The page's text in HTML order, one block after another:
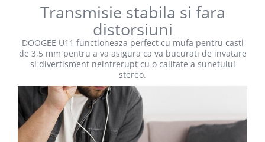
Transmisie stabila si fara
distorsiuni
DOOGEE U11 functioneaza perfect cu mufa pentru casti
de 3,5 mm pentru a va asigura ca va bucurati de invatare
si divertisment neintrerupt cu o calitate a sunetului
stereo.